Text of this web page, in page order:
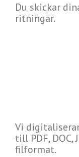
Du skickar
ritningar.
Vi
till PDF, DOC,
filformat.